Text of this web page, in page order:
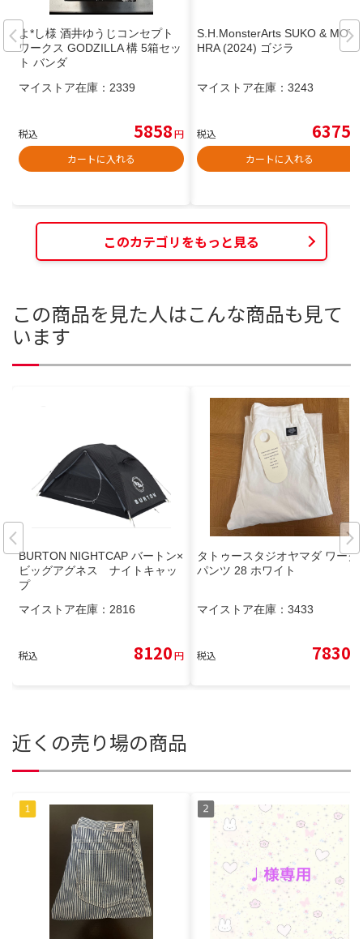
よ*し様 酒井ゆうじコンセプト
ワークス GODZILLA 構 5箱セッ
ト バンダ
マイストア在庫： 2339
税込 5858円
カートに入れる
S.H.MonsterArts SUKO & MOT
HRA (2024) ゴジラ
マイストア在庫： 3243
税込 6375
カートに入れる
このカテゴリをもっと見る
この商品を見た人はこんな商品も見て
います
BURTON NIGHTCAP バートン×
ビッグアグネス ナイトキャッ
プ
マイストア在庫： 2816
税込 8120円
タトゥースタジオヤマダ ワーク
パンツ 28 ホワイト
マイストア在庫： 3433
税込 7830
近くの売り場の商品